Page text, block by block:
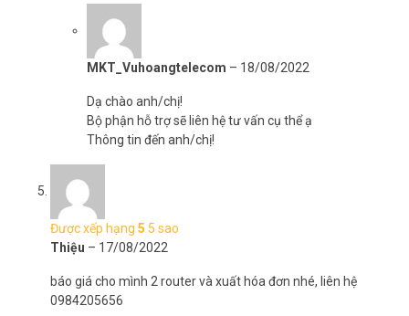
MKT_Vuhoangtelecom – 18/08/2022
Dạ chào anh/chị!
Bộ phận hỗ trợ sẽ liên hệ tư vấn cụ thể ạ
Thông tin đến anh/chị!
Được xếp hạng 5 5 sao
Thiệu – 17/08/2022
báo giá cho mình 2 router và xuất hóa đơn nhé, liên hệ
0984205656